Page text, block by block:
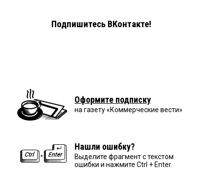
Подпишитесь ВКонтакте!
Оформите подписку
на газету «Коммерческие вести»
Нашли ошибку?
Выделите фрагмент с текстом
ошибки и нажмите Ctrl + Enter.